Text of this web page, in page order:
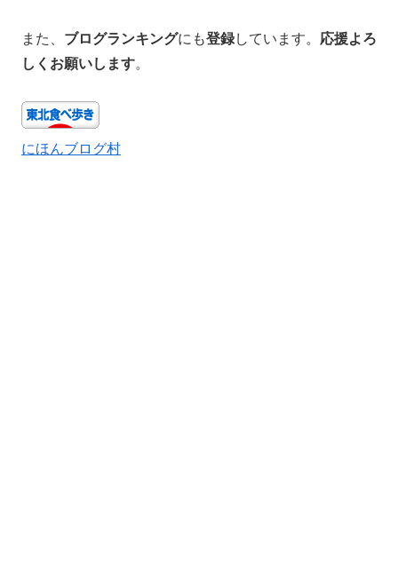
また、 ブログランキングにも登録しています。 応援よろ
しくお願いします。
にほんブログ村